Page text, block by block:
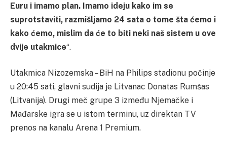
Euru i imamo plan. Imamo ideju kako im se
suprotstaviti, razmišljamo 24 sata o tome šta ćemo i
kako ćemo, mislim da će to biti neki naš sistem u ove
dvije utakmice“.
Utakmica Nizozemska – BiH na Philips stadionu počinje
u 20:45 sati, glavni sudija je Litvanac Donatas Rumšas
(Litvanija). Drugi meč grupe 3 između Njemačke i
Mađarske igra se u istom terminu, uz direktan TV
prenos na kanalu Arena 1 Premium.